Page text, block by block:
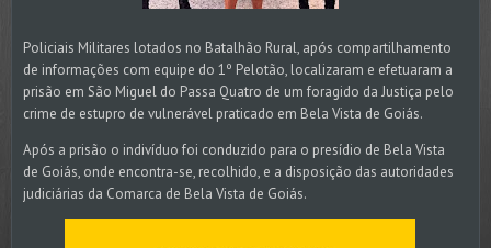
Policiais Militares lotados no Batalhão Rural, após compartilhamento
de informações com equipe do 1º Pelotão, localizaram e efetuaram a
prisão em São Miguel do Passa Quatro de um foragido da Justiça pelo
crime de estupro de vulnerável praticado em Bela Vista de Goiás.
Após a prisão o indivíduo foi conduzido para o presídio de Bela Vista
de Goiás, onde encontra-se, recolhido, e a disposição das autoridades
judiciárias da Comarca de Bela Vista de Goiás.